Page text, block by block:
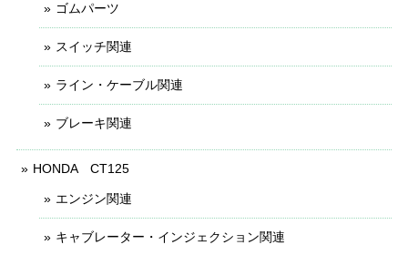
ゴムパーツ
スイッチ関連
ライン・ケーブル関連
ブレーキ関連
HONDA CT125
エンジン関連
キャブレーター・インジェクション関連